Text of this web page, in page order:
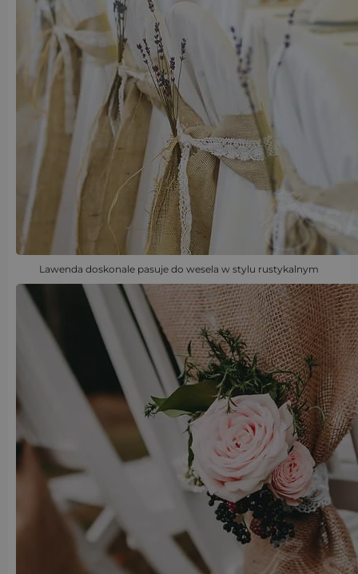
Lawenda doskonale pasuje do wesela w stylu rustykalnym